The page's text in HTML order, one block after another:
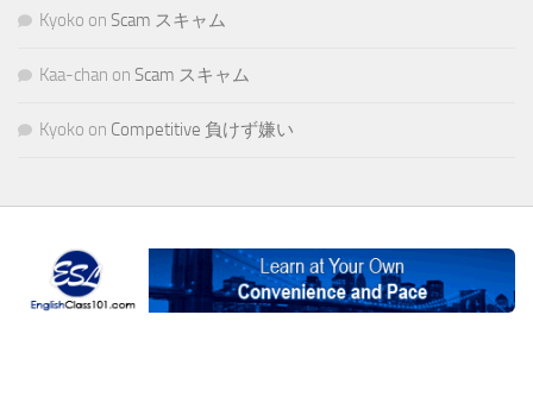
Kyoko on Scam スキャム
Kaa-chan on Scam スキャム
Kyoko on Competitive 負けず嫌い